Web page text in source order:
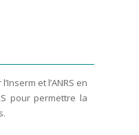
et l’ANRS en
pour permettre la